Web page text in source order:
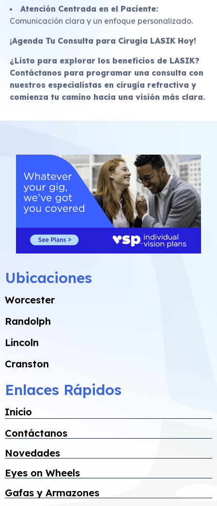
Atención Centrada en el Paciente:
Comunicación clara y un enfoque personalizado.
¡Agenda Tu Consulta para Cirugía LASIK Hoy!
¿Listo para explorar los beneficios de LASIK?
Contáctanos para programar una consulta con
nuestros especialistas en cirugía refractiva y
comienza tu camino hacia una visión más clara.
Ubicaciones
Worcester
Randolph
Lincoln
Cranston
Enlaces Rápidos
Inicio
Contáctanos
Novedades
Eyes on Wheels
Gafas y Armazones